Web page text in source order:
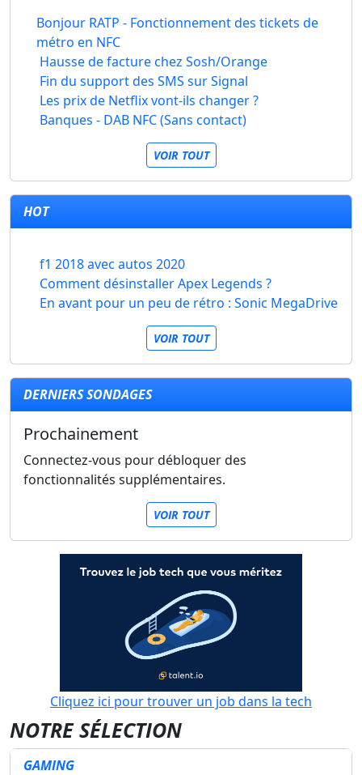
Bonjour RATP - Fonctionnement des tickets de
métro en NFC
Hausse de facture chez Sosh/Orange
Fin du support des SMS sur Signal
Les prix de Netflix vont-ils changer ?
Banques - DAB NFC (Sans contact)
VOIR TOUT
HOT
f1 2018 avec autos 2020
Comment désinstaller Apex Legends ?
En avant pour un peu de rétro : Sonic MegaDrive
VOIR TOUT
DERNIERS SONDAGES
Prochainement
Connectez-vous pour débloquer des
fonctionnalités supplémentaires.
VOIR TOUT
Cliquez ici pour trouver un job dans la tech
NOTRE SÉLECTION
GAMING